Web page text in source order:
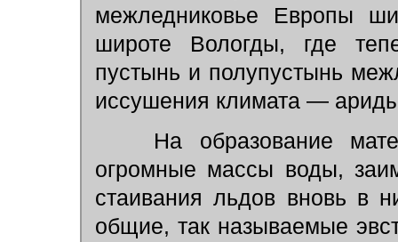
межледниковье Европы
широте Вологды, где
пустынь и полупустынь
иссушения климата —
На образование
огромные массы воды,
стаивания льдов вновь в
общие, так называемые